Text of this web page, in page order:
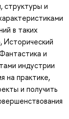
структуры и
в таких
и
индустрии
на практике,
и получить